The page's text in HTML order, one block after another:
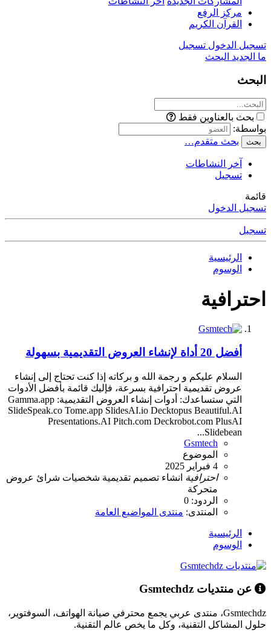
مركز الرفع
القرآن الكريم
تسجيل الدخول تسجيل
ما الجديد البحث
البحث
بحث بالعناوين فقط
بواسطة:
بحث بحث متقدم…
آخر النشاطات
تسجيل
قائمة
تسجيل الدخول
تسجيل
الرئيسية
الوسوم
احترافية
أفضل 20 أداة لإنشاء العروض التقديمية بسهولة
السلام عليكم و رجمة الله و بركاته إذا كنت تحتاج إلى إنشاء
عروض تقديمية احترافية بسرعة، فإليك قائمة بأفضل الأدوات
التي ستساعدك: أدوات إنشاء العروض التقديمية: Gamma.app
SlideSpeak.co Tome.app SlidesAI.io Decktopus Beautiful.AI
Presentations.AI Pitch.com Deckrobot.com PlusAI
Slidebean...
Gsmtech
الموضوع
4 فبراير 2025
احترافية انشاء تصميم تقديمية شخصيات شرائ عروض
متحركة
الردود: 0
المنتدى: منتدى المواضيع العامة
الرئيسية
الوسوم
عن منتديات Gsmtechdz
Gsmtechdz، منتدى عربي يجمع محترفي صيانة الهواتف، السوفتوير،
حلول المشاكل التقنية، وكل ما يخص عالم التقنية.